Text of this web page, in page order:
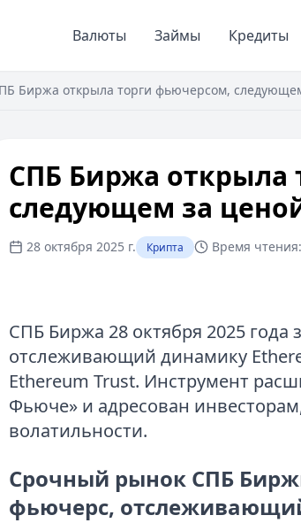
Валюты Займы Кредиты
Биржа открыла торги фьючерсом,
СПБ Биржа открыла
следующем за
28 октября 2025 г. Крипта Время чтения:
СПБ Биржа 28 октября 2025
отслеживающий динамику
Ethereum Trust. Инструмент
Фьюче» и адресован
волатильности.
Срочный рынок СПБ
фьючерс,